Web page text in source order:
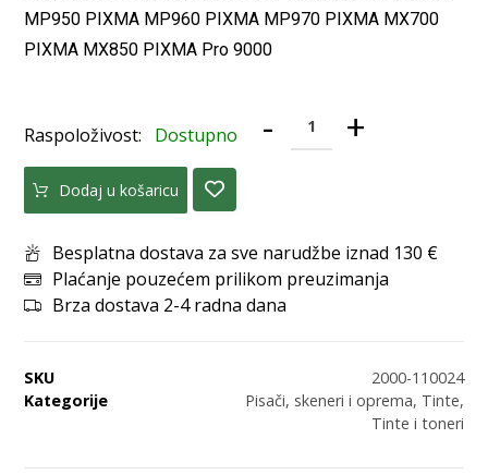
MP950 PIXMA MP960 PIXMA MP970 PIXMA MX700
PIXMA MX850 PIXMA Pro 9000
Raspoloživost: Dostupno - +
Dodaj u košaricu
Besplatna dostava za sve narudžbe iznad 130 €
Plaćanje pouzećem prilikom preuzimanja
Brza dostava 2-4 radna dana
SKU
2000-110024
Kategorije
Pisači, skeneri i oprema, Tinte,
Tinte i toneri